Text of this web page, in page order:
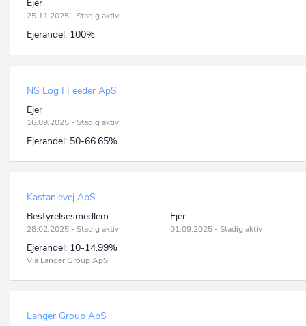
Ejer
25.11.2025 - Stadig aktiv
Ejerandel: 100%
NS Log I Feeder ApS
Ejer
16.09.2025 - Stadig aktiv
Ejerandel: 50-66.65%
Kastanievej ApS
Bestyrelsesmedlem
28.02.2025 - Stadig aktiv
Ejer
01.09.2025 - Stadig aktiv
Ejerandel: 10-14.99%
Via Langer Group ApS
Langer Group ApS